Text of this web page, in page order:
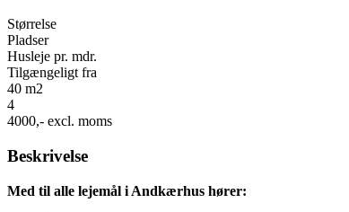
Størrelse
Pladser
Husleje pr. mdr.
Tilgængeligt fra
40 m2
4
4000,- excl. moms
Beskrivelse
Med til alle lejemål i Andkærhus hører: